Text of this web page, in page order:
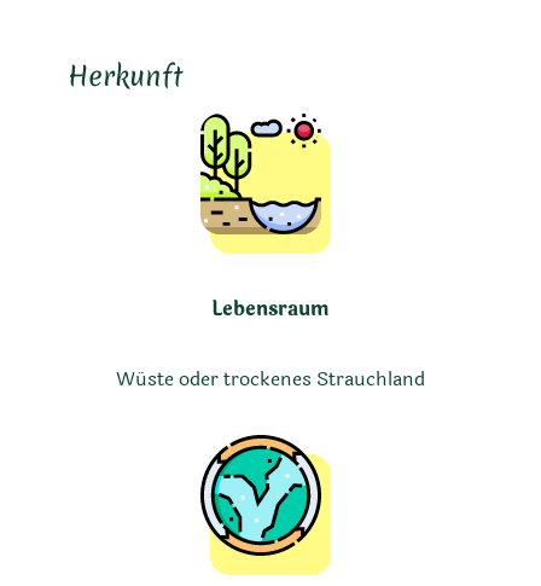
Herkunft
Lebensraum
Wüste oder trockenes Strauchland